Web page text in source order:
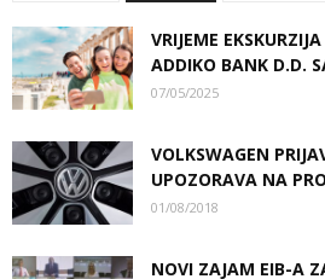
VRIJEME
ADDIKO BANK D.D.
07/05/2025
VOLKSWAGEN
UPOZORAVA NA
01/08/2018
NOVI ZAJAM EIB-A